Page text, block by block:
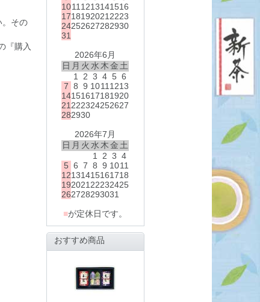
。その
『購入
1011 1213141516
1718192021 2223
24252627282930
31
2026年6月
日 月 火 水 木 金 土
1
2 3 4 5 6
7 8 9 1011 1213
14151617181920
21 222324252627
282930
2026年7月
日 月 火 水 木 金 土
1
2 3 4
5 6 7 8 9 1011
12131415161718
192021 22232425
262728293031
■が定休日です。
おすすめ商品